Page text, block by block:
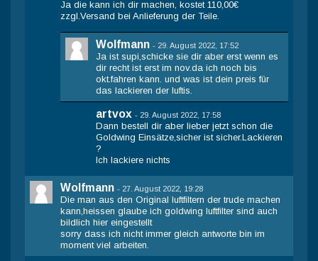
Ja die kann ich dir machen, kostet 110,00€
zzgl.Versand bei Anlieferung der Teile.
Wolfmann - 29. August 2022, 17:52
Ja ist supi,schicke sie dir aber erst wenn es
dir recht ist erst im nov.da ich noch bis
okt.fahren kann. und was ist dein preis für
das lackieren der luftis.
artvox - 29. August 2022, 17:58
Dann bestell dir aber lieber jetzt schon die
Goldwing Einsätze,sicher ist sicher.Lackieren
?
Ich lackiere nichts
Wolfmann - 27. August 2022, 19:28
Die man aus den Original luftfiltern der trude machen
kann,heissen glaube ich goldwing luftfilter sind auch
bildlich hier eingestellt
sorry dass ich nicht immer gleich antworte bin im
moment viel arbeiten.